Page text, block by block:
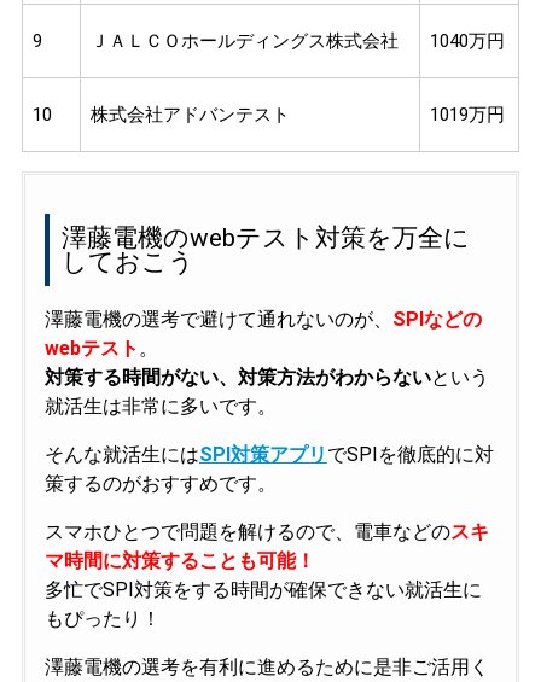
9 ＪＡＬＣＯホールディングス株式会社 1040万円
10 株式会社アドバンテスト 1019万円
澤藤電機のwebテスト対策を万全に
しておこう
澤藤電機の選考で避けて通れないのが、 SPIなどの
webテスト 。
対策する時間がない、対策方法がわからないという
就活生は非常に多いです。
そんな就活生にはSPI対策アプリ でSPIを徹底的に対
策するのがおすすめです。
スマホひとつで問題を解けるので、電車などのスキ
マ時間に対策することも可能！
多忙でSPI対策をする時間が確保できない就活生に
もぴったり！
澤藤電機の選考を有利に進めるために是非ご活用く